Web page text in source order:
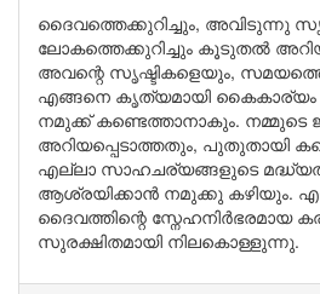
ദൈവത്തെക്കുറിച്ചും, അവിടുന്നു
ലോകത്തെക്കുറിച്ചും കൂടുതൽ
അവന്റെ സൃഷ്ടികളെയും,
എങ്ങനെ കൃത്യമായി
നമുക്ക് കണ്ടെത്താനാകും. നമ്മുടെ
അറിയപ്പെടാത്തതും, പുതുതായി
എല്ലാ സാഹചര്യങ്ങളുടെ
ആശ്രയിക്കാൻ നമുക്കു കഴിയും.
ദൈവത്തിന്റെ സ്നേഹനിർഭരമായ
സുരക്ഷിതമായി നിലകൊള്ളുന്നു.